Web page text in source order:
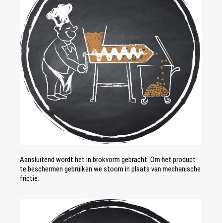
Aansluitend wordt het in brokvorm gebracht. Om het product
te beschermen gebruiken we stoom in plaats van mechanische
frictie.